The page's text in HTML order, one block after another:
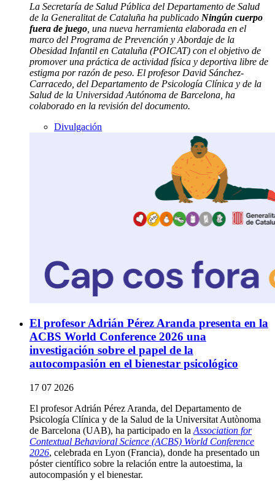
La Secretaría de Salud Pública del Departamento de Salud
de la Generalitat de Cataluña ha publicado Ningún cuerpo
fuera de juego , una nueva herramienta elaborada en el
marco del Programa de Prevención y Abordaje de la
Obesidad Infantil en Cataluña (POICAT) con el objetivo de
promover una práctica de actividad física y deportiva libre de
estigma por razón de peso. El profesor David Sánchez-
Carracedo, del Departamento de Psicología Clínica y de la
Salud de la Universidad Autónoma de Barcelona, ha
colaborado en la revisión del documento.
Divulgación
El profesor Adrián Pérez Aranda presenta en la
ACBS World Conference 2026 una
investigación sobre el papel de la
autocompasión en el bienestar psicológico
17 07 2026
El profesor Adrián Pérez Aranda, del Departamento de
Psicología Clínica y de la Salud de la Universitat Autònoma
de Barcelona (UAB), ha participado en la Association for
Contextual Behavioral Science (ACBS) World Conference
2026, celebrada en Lyon (Francia), donde ha presentado un
póster científico sobre la relación entre la autoestima, la
autocompasión y el bienestar.